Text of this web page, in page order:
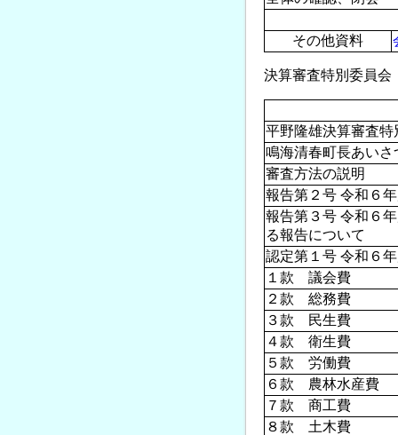
その他資料
決算審査特別委員会
平野隆雄決算審査
鳴海清春町長あいさ
審査方法の説明
報告第２号 令和６
報告第３号 令和６
る報告について
認定第１号 令和６
１款 議会費
２款 総務費
３款 民生費
４款 衛生費
５款 労働費
６款 農林水産費
７款 商工費
８款 土木費